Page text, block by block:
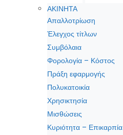
ΑΚΙΝΗΤΑ
Απαλλοτρίωση
Έλεγχος τίτλων
Συμβόλαια
Φορολογία – Κόστος
Πράξη εφαρμογής
Πολυκατοικία
Χρησικτησία
Μισθώσεις
Κυριότητα – Επικαρπία